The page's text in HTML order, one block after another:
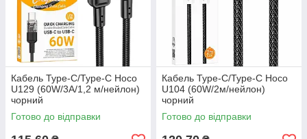
Кабель Type-C/Type-C Hoco
U129 (60W/3А/1,2 м/нейлон)
чорний
Готово до відправки
Кабель Type-C/Type-C Hoco
U104 (60W/2м/нейлон)
чорний
Готово до відправки